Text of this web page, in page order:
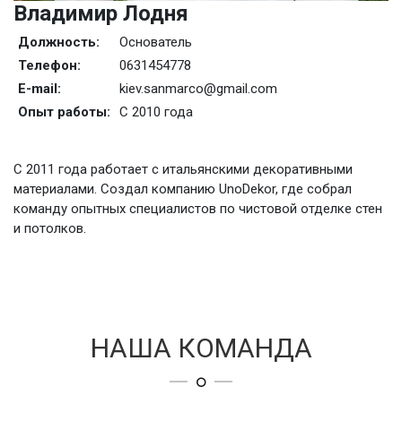
Владимир Лодня
Должность:
Основатель
Телефон:
0631454778
E-mail:
kiev.sanmarco@gmail.com
Опыт работы:
С 2010 года
С 2011 года работает с итальянскими декоративными
материалами. Создал компанию UnoDekor, где собрал
команду опытных специалистов по чистовой отделке стен
и потолков.
НАША КОМАНДА